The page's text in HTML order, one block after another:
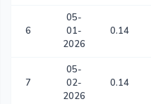
6
05-
01-
2026
0.14
7
05-
02-
2026
0.14